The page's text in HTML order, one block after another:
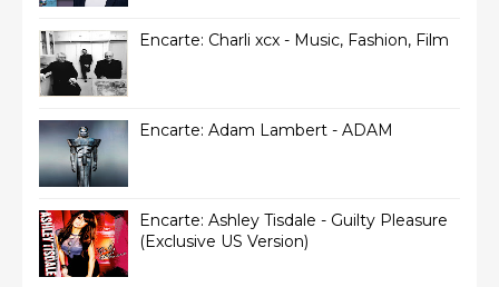
Encarte: Charli xcx - Music, Fashion, Film
Encarte: Adam Lambert - ADAM
Encarte: Ashley Tisdale - Guilty Pleasure
(Exclusive US Version)